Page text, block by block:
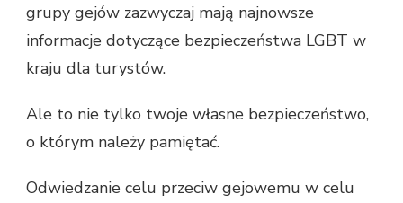
grupy gejów zazwyczaj mają najnowsze
informacje dotyczące bezpieczeństwa LGBT w
kraju dla turystów.
Ale to nie tylko twoje własne bezpieczeństwo,
o którym należy pamiętać.
Odwiedzanie celu przeciw gejowemu w celu